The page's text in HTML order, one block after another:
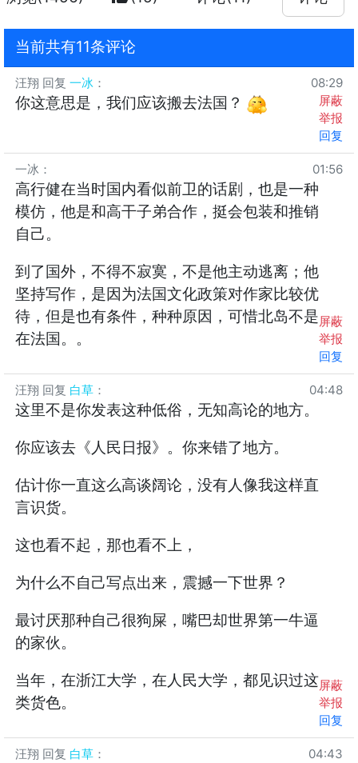
当前共有11条评论
汪翔 回复 一冰 ： 08:29
你这意思是，我们应该搬去法国？
屏蔽
举报
回复
一冰 ： 01:56
高行健在当时国内看似前卫的话剧，也是一种
模仿，他是和高干子弟合作，挺会包装和推销
自己。
到了国外，不得不寂寞，不是他主动逃离；他
坚持写作，是因为法国文化政策对作家比较优
待，但是也有条件，种种原因，可惜北岛不是
在法国。。
屏蔽
举报
回复
汪翔 回复 白草 ： 04:48
这里不是你发表这种低俗，无知高论的地方。
你应该去《人民日报》。你来错了地方。
估计你一直这么高谈阔论，没有人像我这样直
言识货。
这也看不起，那也看不上，
为什么不自己写点出来，震撼一下世界？
最讨厌那种自己很狗屎，嘴巴却世界第一牛逼
的家伙。
当年，在浙江大学，在人民大学，都见识过这
类货色。
屏蔽
举报
回复
汪翔 回复 白草 ： 04:43